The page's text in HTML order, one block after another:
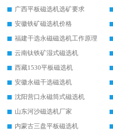
广西平板磁选机选矿要求
安徽铁矿磁选机价格
福建干选永磁磁选机工作原理
云南钛铁矿湿式磁选机
西藏1530平板磁选机
安徽永磁干选磁选机
沈阳营口永磁筒式磁选机
山东河沙磁选机厂家
内蒙古三盘平板磁选机